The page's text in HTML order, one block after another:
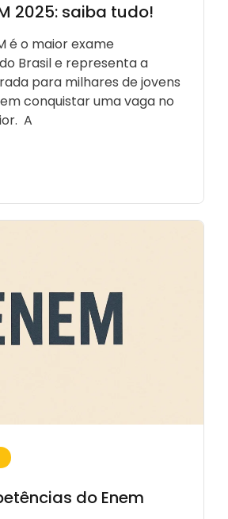
2025: saiba tudo!
é o maior exame
Brasil e representa a
para milhares de jovens
conquistar uma vaga no
A
do Enem